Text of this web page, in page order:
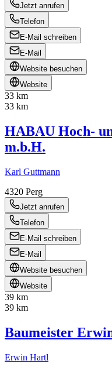
Jetzt anrufen
Telefon
E-Mail schreiben
E-Mail
Website besuchen
Website
33 km
33 km
HABAU Hoch-
m.b.H.
Karl Guttmann
4320 Perg
Jetzt anrufen
Telefon
E-Mail schreiben
E-Mail
Website besuchen
Website
39 km
39 km
Baumeister
Erwin Hartl